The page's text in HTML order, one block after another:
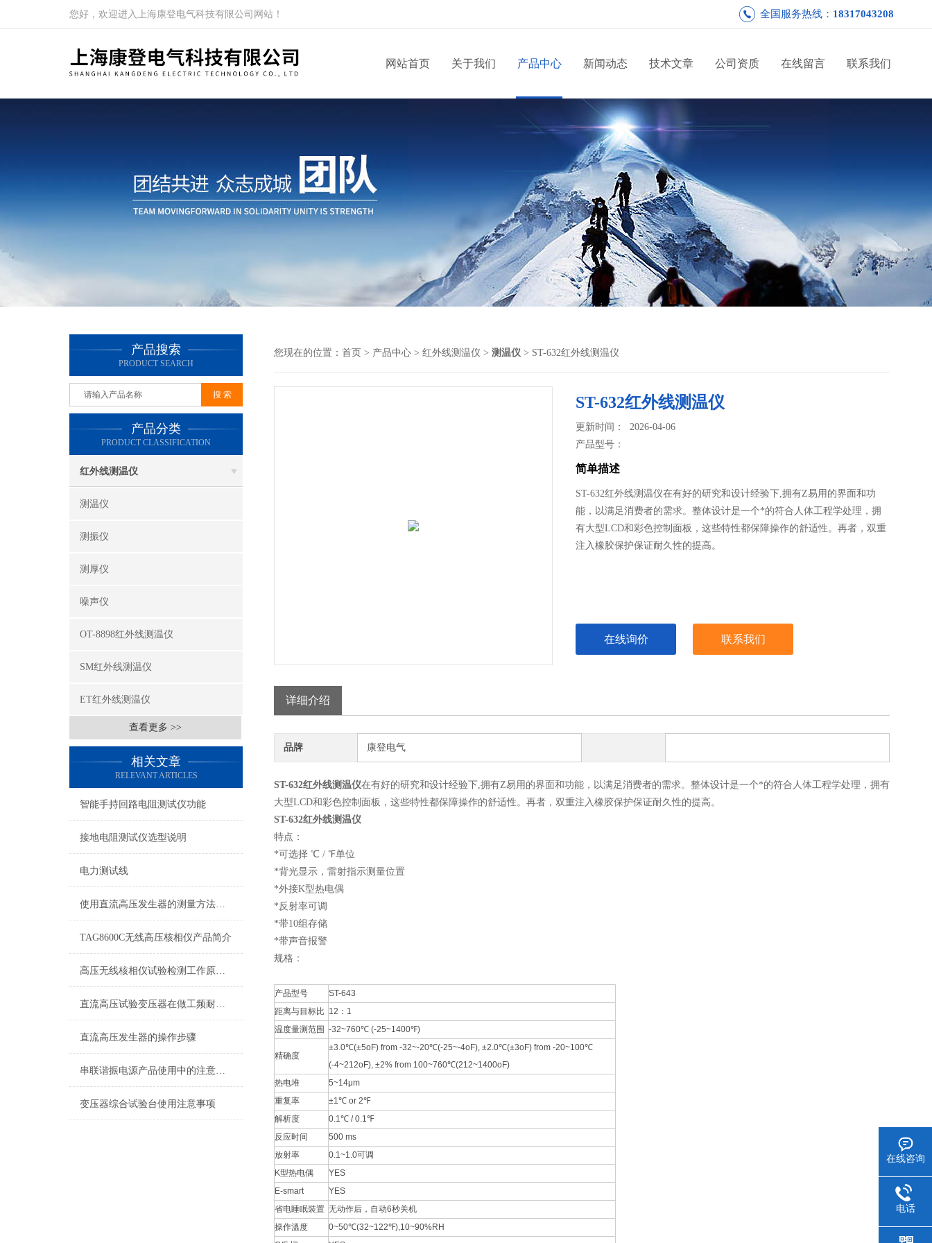
您好，欢迎进入上海康登电气科技有限公司网站！ 全国服务热线： 18317043208
网站首页 关于我们 产品中心 新闻动态 技术文章 公司资质 在线留言 联系我们
产品搜索
PRODUCT SEARCH
产品分类
PRODUCT CLASSIFICATION
红外线测温仪
测温仪
测振仪
测厚仪
噪声仪
OT-8898红外线测温仪
SM红外线测温仪
ET红外线测温仪
查看更多 >>
相关文章
RELEVANT ARTICLES
智能手持回路电阻测试仪功能
接地电阻测试仪选型说明
电力测试线
使用直流高压发生器的测量方法有哪几种
TAG8600C无线高压核相仪产品简介
高压无线核相仪试验检测工作原理及校验
直流高压试验变压器在做工频耐压试验时一定要注意的事情
直流高压发生器的操作步骤
串联谐振电源产品使用中的注意事项
变压器综合试验台使用注意事项
您现在的位置： 首页 > 产品中心 > 红外线测温仪 > 测温仪 > ST-632红外线测温仪
ST-632红外线测温仪
更新时间： 2026-04-06
产品型号：
简单描述
ST-632红外线测温仪在有好的研究和设计经验下,拥有Z易用的界面和功
能，以满足消费者的需求。整体设计是一个*的符合人体工程学处理，拥
有大型LCD和彩色控制面板，这些特性都保障操作的舒适性。再者，双重
注入橡胶保护保证耐久性的提高。
在线询价 联系我们
详细介绍
品牌 康登电气
ST-632红外线测温仪在有好的研究和设计经验下,拥有Z易用的界面和功能，以满足消费者的需求。整体设计是一个*的符合人体工程学处理，拥有
大型LCD和彩色控制面板，这些特性都保障操作的舒适性。再者，双重注入橡胶保护保证耐久性的提高。
ST-632红外线测温仪
特点：
*可选择 ℃ / ℉单位
*背光显示，雷射指示测量位置
*外接K型热电偶
*反射率可调
*带10组存储
*带声音报警
规格：
产品型号
ST-643
距离与目标比 12 ： 1
温度量测范围 -32~760℃ (-25~1400℉)
精确度
±3.0℃(±5oF) from -32~-20℃(-25~-4oF), ±2.0℃(±3oF) from -20~100℃
(-4~212oF), ±2% from 100~760℃(212~1400oF)
热电堆
5~14μm
重复率
±1℃ or 2℉
解析度
0.1℃ / 0.1℉
反应时间
500 ms
放射率
0.1~1.0可调
K型热电偶
YES
E-smart
YES
省电睡眠裝置 无动作后，自动6秒关机
操作溫度
0~50℃(32~122℉),10~90%RH
在线咨询
电话